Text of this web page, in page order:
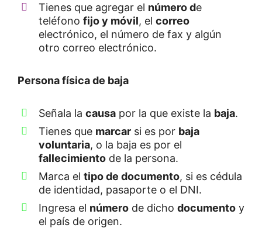
Tienes que agregar el número de
teléfono fijo y móvil, el correo
electrónico, el número de fax y algún
otro correo electrónico.
Persona física de baja
Señala la causa por la que existe la baja.
Tienes que marcar si es por baja
voluntaria, o la baja es por el
fallecimiento de la persona.
Marca el tipo de documento, si es cédula
de identidad, pasaporte o el DNI.
Ingresa el número de dicho documento y
el país de origen.